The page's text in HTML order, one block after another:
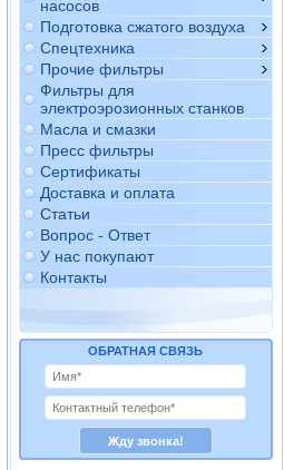
насосов
Подготовка сжатого воздуха
Спецтехника
Прочие фильтры
Фильтры для
электроэрозионных станков
Масла и смазки
Пресс фильтры
Сертификаты
Доставка и оплата
Статьи
Вопрос - Ответ
У нас покупают
Контакты
ОБРАТНАЯ СВЯЗЬ